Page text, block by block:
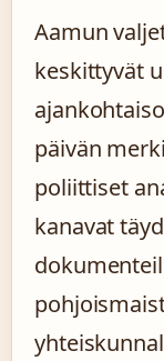
Aamun
keskittyvät
päivän
poliittiset
kanavat